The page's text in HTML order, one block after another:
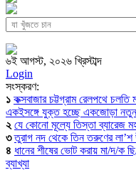
৬ই আগস্ট, ২০২৬ খ্রিস্টাব্দ
Login
সংস্করণ:
১ কক্সবাজার চট্টগ্রাম রেলপথে
একইসঙ্গে যুক্ত হচ্ছে একজোড়া
২ যে কোনো মূল্যে তিস্তা ব্যারেজ
৩ তুরাগ নদ থেকে তিন তরুণের লা’শ
৪ ধানের শীষের ভোট করায় মা/দ/ক
ব্যাখ্যা